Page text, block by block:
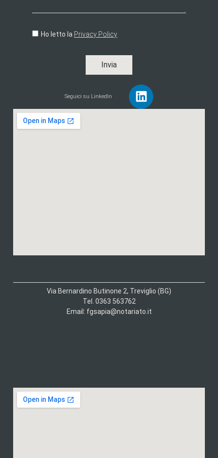
Ho letto la Privacy Policy
Invia
Seguici su LinkedIn
Via Bernardino Butinone 2, Treviglio (BG)
Tel. 0363 563762
Email: fgsapia@notariato.it